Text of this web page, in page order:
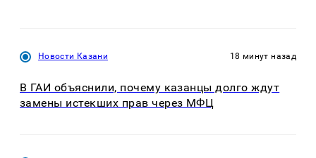
Новости Казани 18 минут назад
В ГАИ объяснили, почему казанцы долго ждут
замены истекших прав через МФЦ